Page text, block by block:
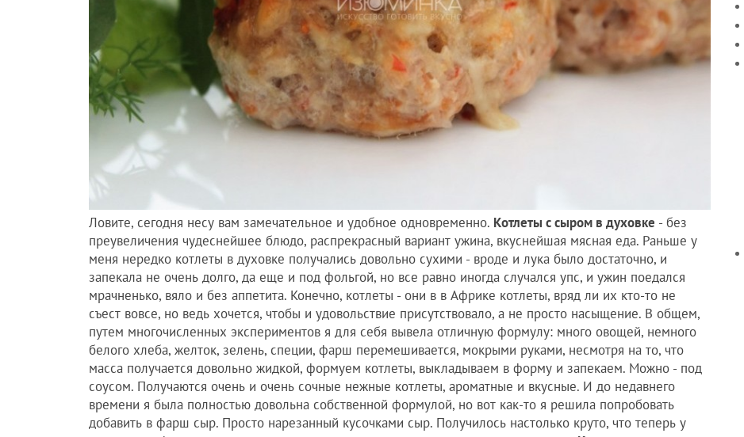
Ловите, сегодня несу вам замечательное и удобное одновременно. Котлеты с сыром в духовке - без
преувеличения чудеснейшее блюдо, распрекрасный вариант ужина, вкуснейшая мясная еда. Раньше у
меня нередко котлеты в духовке получались довольно сухими - вроде и лука было достаточно, и
запекала не очень долго, да еще и под фольгой, но все равно иногда случался упс, и ужин поедался
мрачненько, вяло и без аппетита. Конечно, котлеты - они в в Африке котлеты, вряд ли их кто-то не
съест вовсе, но ведь хочется, чтобы и удовольствие присутствовало, а не просто насыщение. В общем,
путем многочисленных экспериментов я для себя вывела отличную формулу: много овощей, немного
белого хлеба, желток, зелень, специи, фарш перемешивается, мокрыми руками, несмотря на то, что
масса получается довольно жидкой, формуем котлеты, выкладываем в форму и запекаем. Можно - под
соусом. Получаются очень и очень сочные нежные котлеты, ароматные и вкусные. И до недавнего
времени я была полностью довольна собственной формулой, но вот как-то я решила попробовать
добавить в фарш сыр. Просто нарезанный кусочками сыр. Получилось настолько круто, что теперь у